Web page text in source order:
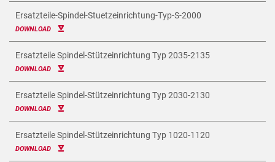
Ersatzteile-Spindel-Stuetzeinrichtung-Typ-S-2000
DOWNLOAD
Ersatzteile Spindel-Stützeinrichtung Typ 2035-2135
DOWNLOAD
Ersatzteile Spindel-Stützeinrichtung Typ 2030-2130
DOWNLOAD
Ersatzteile Spindel-Stützeinrichtung Typ 1020-1120
DOWNLOAD